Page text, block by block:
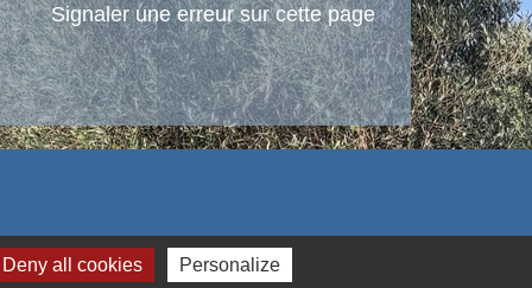
Signaler une erreur sur cette page
Deny all cookies Personalize